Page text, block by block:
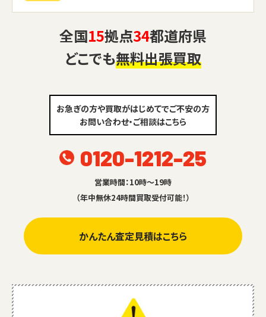
全国15拠点34都道府県
どこでも無料出張買取
お急ぎの方や買取がはじめてでご不安の方
お問い合わせ・ご相談はこちら
0120-1212-25
営業時間：10時～19時
（年中無休24時間買取受付可能！）
かんたん査定見積はこちら